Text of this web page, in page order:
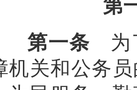
第
第一条 为
机关和公务